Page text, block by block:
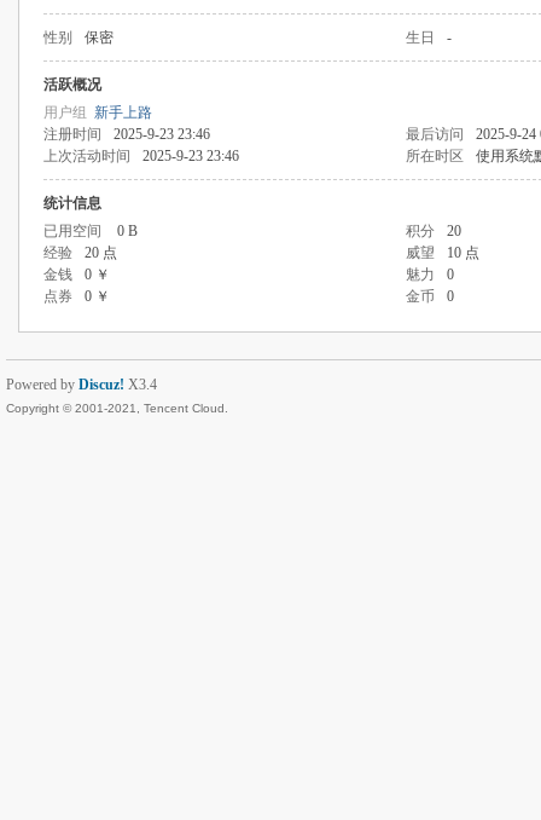
性别 保密 生日 -
活跃概况
用户组 新手上路
注册时间
2025-9-23 23:46 最后访问
2025-9-24
上次活动时间
2025-9-23 23:46 所在时区 使用系统
统计信息
已用空间
0 B 积分
20
经验
20 点 威望
10 点
金钱
0 ￥ 魅力
0
点券
0 ￥ 金币 0
Powered by Discuz! X3.4
Copyright © 2001-2021, Tencent Cloud.